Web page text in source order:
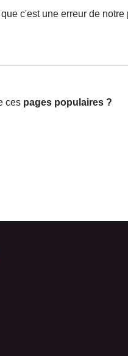
c'est une erreur de notre
cespages populaires ?